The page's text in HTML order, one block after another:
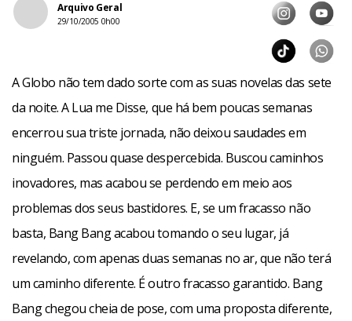
Arquivo Geral
29/10/2005 0h00
A Globo não tem dado sorte com as suas novelas das sete
da noite. A Lua me Disse, que há bem poucas semanas
encerrou sua triste jornada, não deixou saudades em
ninguém. Passou quase despercebida. Buscou caminhos
inovadores, mas acabou se perdendo em meio aos
problemas dos seus bastidores. E, se um fracasso não
basta, Bang Bang acabou tomando o seu lugar, já
revelando, com apenas duas semanas no ar, que não terá
um caminho diferente. É outro fracasso garantido. Bang
Bang chegou cheia de pose, com uma proposta diferente,